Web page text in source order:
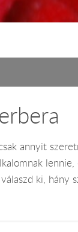
annyit
ki, hány